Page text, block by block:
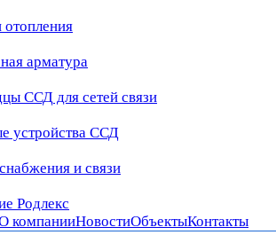
арматура
ССД для сетей связи
устройства ССД
и связи
Родлекс
компанииНовостиОбъектыКонтакты